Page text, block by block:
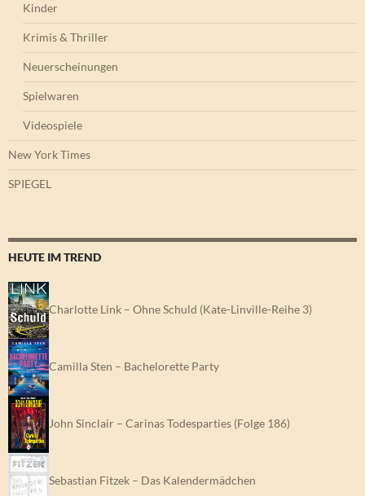
Kinder
Krimis & Thriller
Neuerscheinungen
Spielwaren
Videospiele
New York Times
SPIEGEL
HEUTE IM TREND
Charlotte Link – Ohne Schuld (Kate-Linville-Reihe 3)
Camilla Sten – Bachelorette Party
John Sinclair – Carinas Todesparties (Folge 186)
Sebastian Fitzek – Das Kalendermädchen